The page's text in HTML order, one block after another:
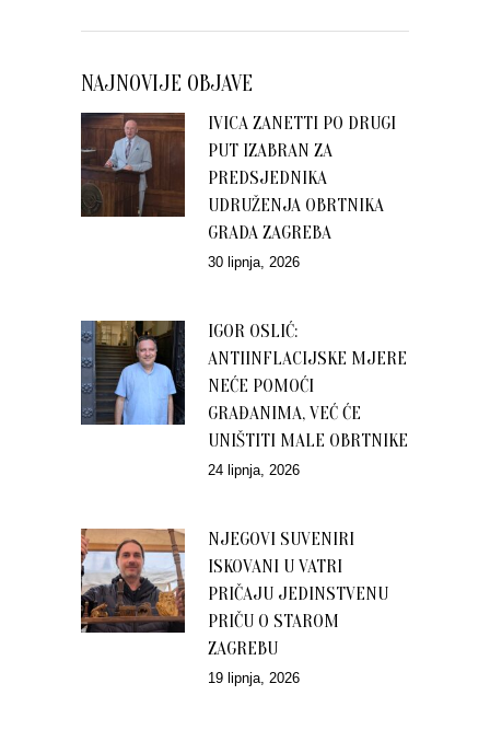
NAJNOVIJE OBJAVE
IVICA ZANETTI PO DRUGI
PUT IZABRAN ZA
PREDSJEDNIKA
UDRUŽENJA OBRTNIKA
GRADA ZAGREBA
30 lipnja, 2026
IGOR OSLIĆ:
ANTIINFLACIJSKE MJERE
NEĆE POMOĆI
GRAĐANIMA, VEĆ ĆE
UNIŠTITI MALE OBRTNIKE
24 lipnja, 2026
NJEGOVI SUVENIRI
ISKOVANI U VATRI
PRIČAJU JEDINSTVENU
PRIČU O STAROM
ZAGREBU
19 lipnja, 2026